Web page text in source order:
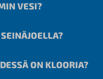
VESI?
ON KLOORIA?